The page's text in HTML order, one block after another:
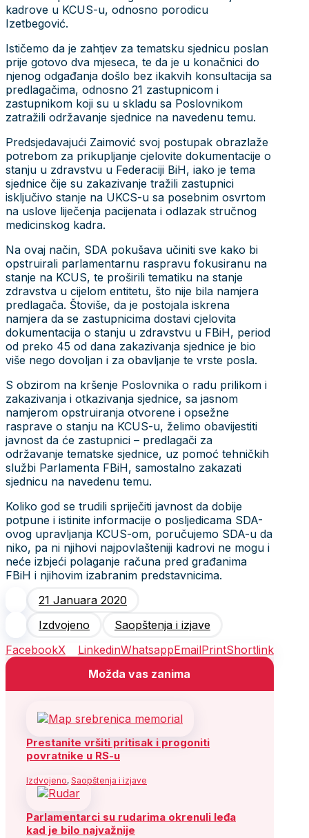
kadrove u KCUS-u, odnosno porodicu
Izetbegović.
Ističemo da je zahtjev za tematsku sjednicu poslan
prije gotovo dva mjeseca, te da je u konačnici do
njenog odgađanja došlo bez ikakvih konsultacija sa
predlagačima, odnosno 21 zastupnicom i
zastupnikom koji su u skladu sa Poslovnikom
zatražili održavanje sjednice na navedenu temu.
Predsjedavajući Zaimović svoj postupak obrazlaže
potrebom za prikupljanje cjelovite dokumentacije o
stanju u zdravstvu u Federaciji BiH, iako je tema
sjednice čije su zakazivanje tražili zastupnici
isključivo stanje na UKCS-u sa posebnim osvrtom
na uslove liječenja pacijenata i odlazak stručnog
medicinskog kadra.
Na ovaj način, SDA pokušava učiniti sve kako bi
opstruirali parlamentarnu raspravu fokusiranu na
stanje na KCUS, te proširili tematiku na stanje
zdravstva u cijelom entitetu, što nije bila namjera
predlagača. Štoviše, da je postojala iskrena
namjera da se zastupnicima dostavi cjelovita
dokumentacija o stanju u zdravstvu u FBiH, period
od preko 45 od dana zakazivanja sjednice je bio
više nego dovoljan i za obavljanje te vrste posla.
S obzirom na kršenje Poslovnika o radu prilikom i
zakazivanja i otkazivanja sjednice, sa jasnom
namjerom opstruiranja otvorene i opsežne
rasprave o stanju na KCUS-u, želimo obavijestiti
javnost da će zastupnici – predlagači za
održavanje tematske sjednice, uz pomoć tehničkih
službi Parlamenta FBiH, samostalno zakazati
sjednicu na navedenu temu.
Koliko god se trudili spriječiti javnost da dobije
potpune i istinite informacije o posljedicama SDA-
ovog upravljanja KCUS-om, poručujemo SDA-u da
niko, pa ni njihovi najpovlašteniji kadrovi ne mogu i
neće izbjeći polaganje računa pred građanima
FBiH i njihovim izabranim predstavnicima.
21 Januara 2020
Izdvojeno
Saopštenja i izjave
FacebookX LinkedinWhatsappEmailPrintShortlink
Možda vas zanima
Prestanite vršiti pritisak i progoniti
povratnike u RS-u
Izdvojeno, Saopštenja i izjave
Parlamentarci su rudarima okrenuli leđa
kad je bilo najvažnije